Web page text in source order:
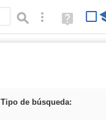
Búsqueda avanzada
Ayuda
(en
Tipo de búsqueda: